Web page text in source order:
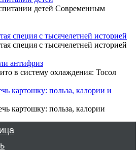
детей Современным
специя с тысячелетней историей
специя с тысячелетней историей
антифриз
в систему охлаждения: Тосол
картошку: польза, калории и
картошку: польза, калории